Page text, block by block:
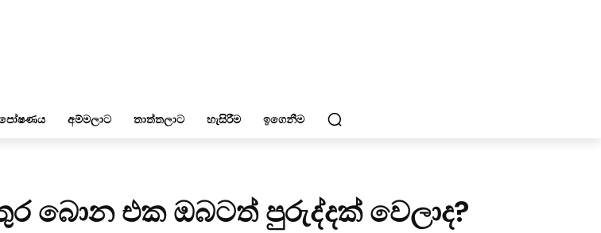
අම්මලාට තාත්තලාට හැසිරීම ඉගෙනීම
බොන එක ඔබටත් පුරුද්දක් වෙලාද?